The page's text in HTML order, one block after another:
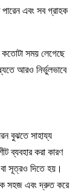
এবং সব গ্রাহক
কতোটা সময় লেগেছে
আরও নির্ভুলভাবে
বুঝতে সাহায্য
ব্যবহার করা কারণ
সূত্রও দিতে হয়।
সহজ এবং দ্রুত করে